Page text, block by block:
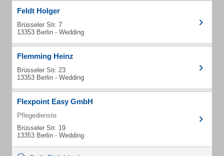
Feldt Holger
Brüsseler Str. 7
13353 Berlin - Wedding
Flemming Heinz
Brüsseler Str. 23
13353 Berlin - Wedding
Flexpoint Easy GmbH
Pflegedienste
Brüsseler Str. 19
13353 Berlin - Wedding